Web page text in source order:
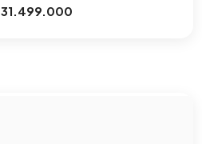
31.499.000